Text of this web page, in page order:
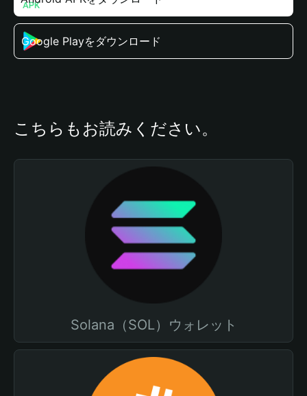
Google Playをダウンロード
こちらもお読みください。
Solana（SOL）ウォレット